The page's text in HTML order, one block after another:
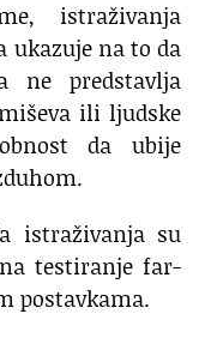
istraživanja
ukazuje na to da
ne predstavlja
ili ljudske
da ubije
istraživanja su
testiranje far-
postavkama.